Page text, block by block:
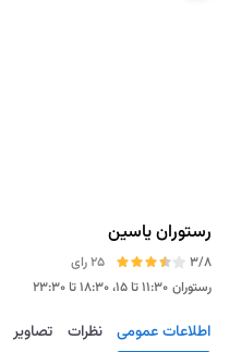
رستوران یاسین
3/8
25 رای
رستوران ۱۱:۳۰ تا ۱۵، ۱۸:۳۰ تا ۲۳:۳۰
مسیریابی ذخیره اطلاعات عمومی نظرات تصاویر